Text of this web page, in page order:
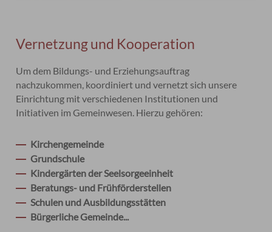
Vernetzung und Kooperation
Um dem Bildungs- und Erziehungsauftrag
nachzukommen, koordiniert und vernetzt sich unsere
Einrichtung mit verschiedenen Institutionen und
Initiativen im Gemeinwesen. Hierzu gehören:
Kirchengemeinde
Grundschule
Kindergärten der Seelsorgeeinheit
Beratungs- und Frühförderstellen
Schulen und Ausbildungsstätten
Bürgerliche Gemeinde...